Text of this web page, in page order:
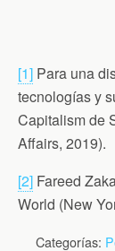
[1] Para una
tecnologías y
Capitalism de
Affairs, 2019).
[2] Fareed
World (New
Categorías: